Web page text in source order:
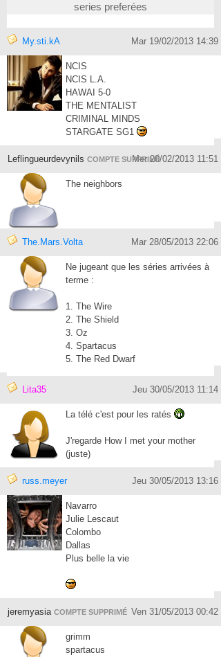
series preferées
My.sti.kA Mar 19/02/2013 14:39
NCIS
NCIS L.A.
HAWAI 5-0
THE MENTALIST
CRIMINAL MINDS
STARGATE SG1
Leflingueurdevynils COMPTE SUPPRIMÉMer 20/02/2013 11:51
The neighbors
The.Mars.Volta Mar 28/05/2013 22:06
Ne jugeant que les séries arrivées à
terme :
1. The Wire
2. The Shield
3. Oz
4. Spartacus
5. The Red Dwarf
Lita35 Jeu 30/05/2013 11:14
La télé c'est pour les ratés
J'regarde How I met your mother
(juste)
russ.meyer Jeu 30/05/2013 13:16
Navarro
Julie Lescaut
Colombo
Dallas
Plus belle la vie
jeremyasia COMPTE SUPPRIMÉ Ven 31/05/2013 00:42
grimm
spartacus